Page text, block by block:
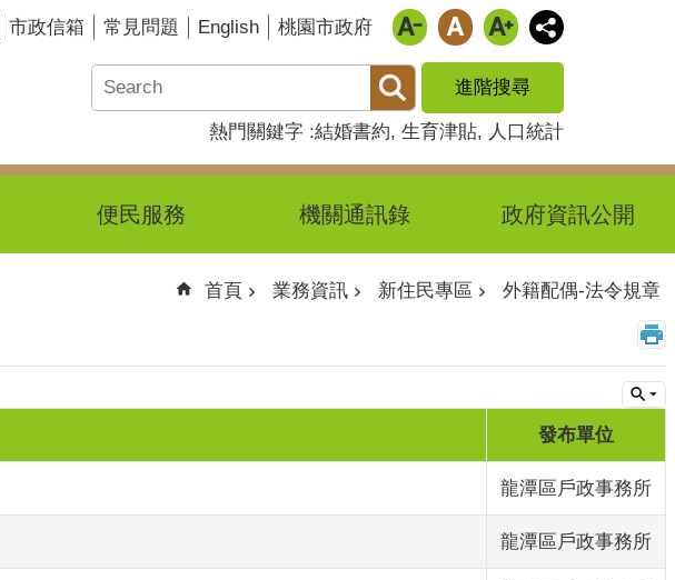
市政信箱 常見問題 English 桃園市政府
進階搜尋
熱門關鍵字 結婚書約 生育津貼 人口統計
便民服務 機關通訊錄 政府資訊公開
首頁 業務資訊 新住民專區 外籍配偶-法令規章
發布單位
龍潭區戶政事務所
龍潭區戶政事務所